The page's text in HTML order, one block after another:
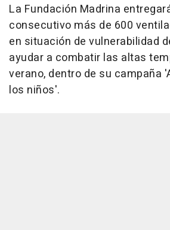
La Fundación Madrina
consecutivo más de 600
en situación de vulnerabilidad
ayudar a combatir las altas
verano, dentro de su campaña
los niños'.